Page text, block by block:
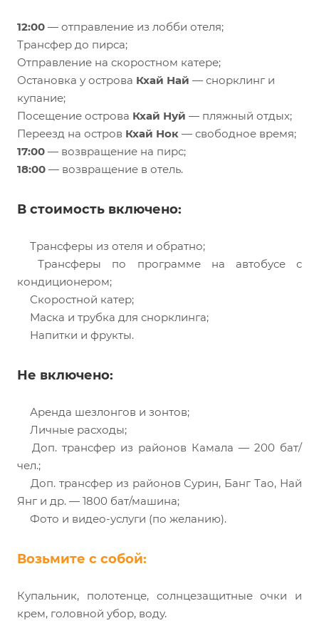
12:00 — отправление из лобби отеля;
Трансфер до пирса;
Отправление на скоростном катере;
Остановка у острова Кхай Най — снорклинг и
купание;
Посещение острова Кхай Нуй — пляжный отдых;
Переезд на остров Кхай Нок — свободное время;
17:00 — возвращение на пирс;
18:00 — возвращение в отель.
В стоимость включено:
Трансферы из отеля и обратно;
Трансферы по программе на автобусе с
кондиционером;
Скоростной катер;
Маска и трубка для снорклинга;
Напитки и фрукты.
Не включено:
Аренда шезлонгов и зонтов;
Личные расходы;
Доп. трансфер из районов Камала — 200 бат/
чел.;
Доп. трансфер из районов Сурин, Банг Тао, Най
Янг и др. — 1800 бат/машина;
Фото и видео-услуги (по желанию).
Возьмите с собой:
Купальник, полотенце, солнцезащитные очки и
крем, головной убор, воду.